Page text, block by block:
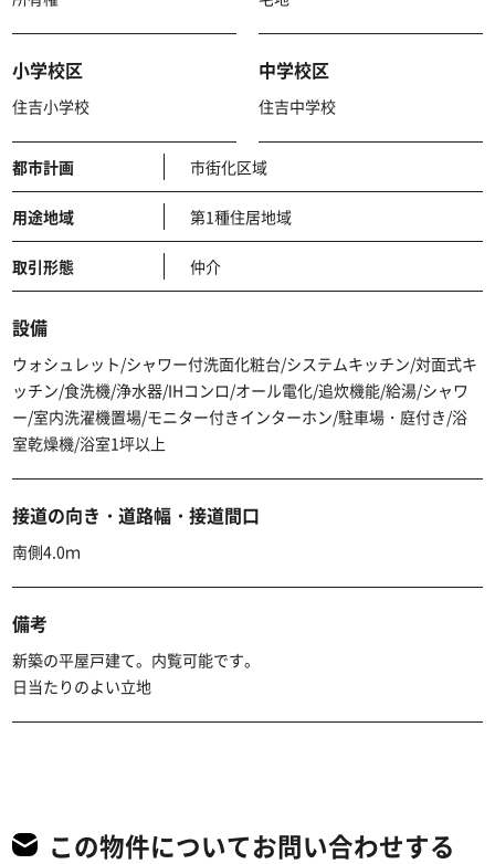
小学校区
住吉小学校
中学校区
住吉中学校
都市計画 市街化区域
用途地域 第1種住居地域
取引形態 仲介
設備
ウォシュレット/シャワー付洗面化粧台/システムキッチン/対面式キ
ッチン/食洗機/浄水器/IHコンロ/オール電化/追炊機能/給湯/シャワ
ー/室内洗濯機置場/モニター付きインターホン/駐車場・庭付き/浴
室乾燥機/浴室1坪以上
接道の向き・道路幅・接道間口
南側4.0ｍ
備考
新築の平屋戸建て。内覧可能です。
日当たりのよい立地
この物件についてお問い合わせする